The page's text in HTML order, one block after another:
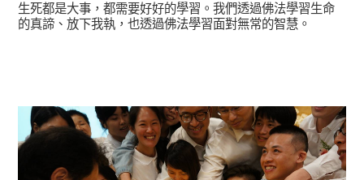
生死都是大事，都需要好好的學習。我們透過佛法學習生命
的真諦、放下我執，也透過佛法學習面對無常的智慧。
學習分享